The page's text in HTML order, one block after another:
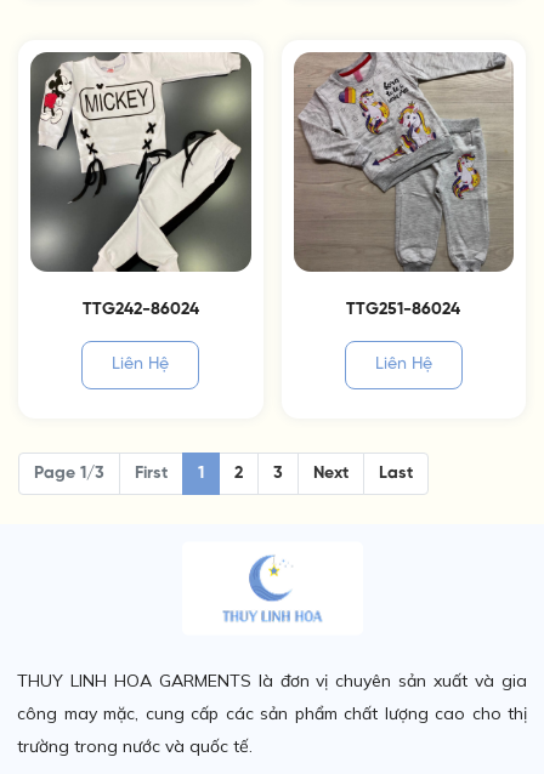
TTG242-86024
Liên Hệ
TTG251-86024
Liên Hệ
Page 1/3 First 1 2 3 Next Last
THUY LINH HOA GARMENTS là đơn vị chuyên sản xuất và gia
công may mặc, cung cấp các sản phẩm chất lượng cao cho thị
trường trong nước và quốc tế.